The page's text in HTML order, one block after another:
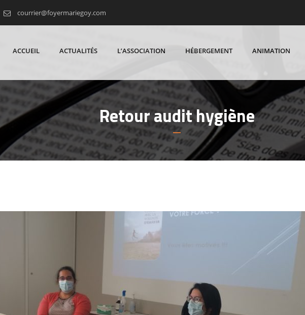
courrier@foyermariegoy.com
ACCUEIL ACTUALITÉS L’ASSOCIATION HÉBERGEMENT ANIMATION
Retour audit hygiène